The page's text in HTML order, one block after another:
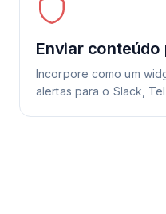
Enviar
Incorpore como um
alertas para o Slack,